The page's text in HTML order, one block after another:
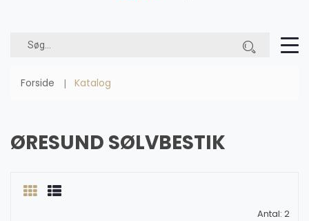
Forside Katalog
ØRESUND SØLVBESTIK
Antal: 2